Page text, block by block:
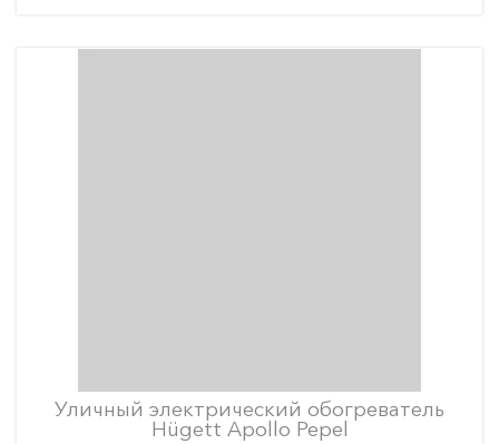
Уличный электрический обогреватель
Hügett Apollo Pepel